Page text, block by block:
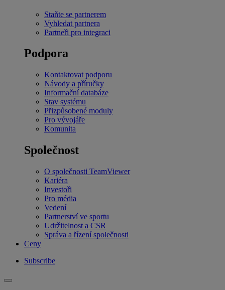
Staňte se partnerem
Vyhledat partnera
Partneři pro integraci
Podpora
Kontaktovat podporu
Návody a příručky
Informační databáze
Stav systému
Přizpůsobené moduly
Pro vývojáře
Komunita
Společnost
O společnosti TeamViewer
Kariéra
Investoři
Pro média
Vedení
Partnerství ve sportu
Udržitelnost a CSR
Správa a řízení společnosti
Ceny
Subscribe